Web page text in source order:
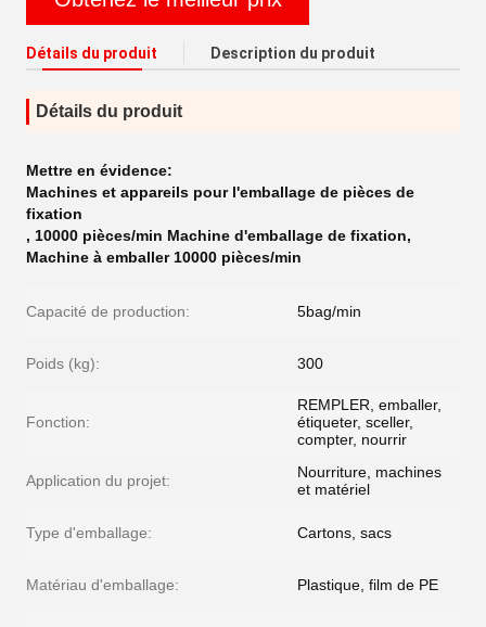
Détails du produit Description du produit
Détails du produit
Mettre en évidence:
Machines et appareils pour l'emballage de pièces de
fixation
, 10000 pièces/min Machine d'emballage de fixation,
Machine à emballer 10000 pièces/min
Capacité de production: 5bag/min
Poids (kg): 300
Fonction:
REMPLER, emballer,
étiqueter, sceller,
compter, nourrir
Application du projet:
Nourriture, machines
et matériel
Type d'emballage: Cartons, sacs
Matériau d'emballage: Plastique, film de PE